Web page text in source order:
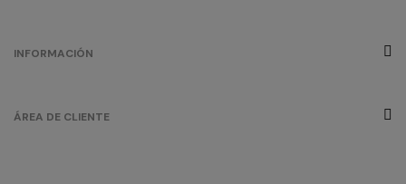
INFORMACIÓN
ÁREA DE CLIENTE